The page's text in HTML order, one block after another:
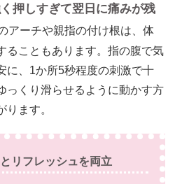
く押しすぎて翌日に痛みが残
アーチや親指の付け根は、体
ることもあります。指の腹で気
に、1か所5秒程度の刺激で十
っくり滑らせるように動かす方
ます。
リフレッシュを両立